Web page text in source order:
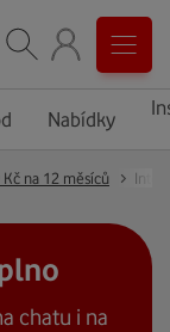
Nabídky
na 12 měsíců
chatu i na